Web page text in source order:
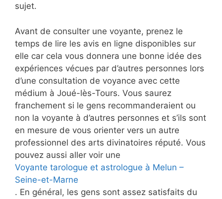
sujet.
Avant de consulter une voyante, prenez le
temps de lire les avis en ligne disponibles sur
elle car cela vous donnera une bonne idée des
expériences vécues par d’autres personnes lors
d’une consultation de voyance avec cette
médium à Joué-lès-Tours. Vous saurez
franchement si le gens recommanderaient ou
non la voyante à d’autres personnes et s’ils sont
en mesure de vous orienter vers un autre
professionnel des arts divinatoires réputé. Vous
pouvez aussi aller voir une
Voyante tarologue et astrologue à Melun –
Seine-et-Marne
. En général, les gens sont assez satisfaits du